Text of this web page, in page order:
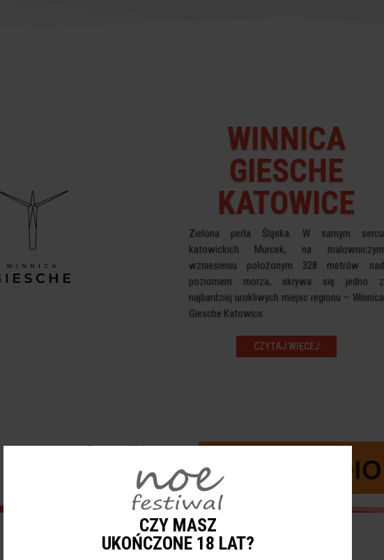
CZY MASZ
UKOŃCZONE 18 LAT?
WINNICA
GIESCHE
KATOWICE
Zielona perła Śląska. W samym sercu
katowickich Murcek, na malowniczym
wzniesieniu położonym 328 metrów nad
poziomem morza, skrywa się jedno z
najbardziej urokliwych miejsc regionu – Winnica
Giesche Katowice.
CZYTAJ WIĘCEJ
Patron medialny: